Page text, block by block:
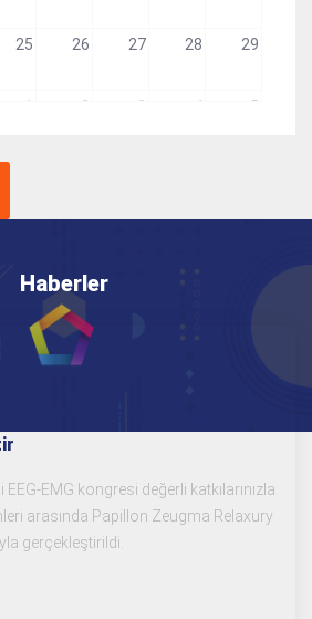
25 26 27 28 29
1 2 3 4 5
Haberler
EMG kongresi değerli katkılarınızla
arasında Papillon Zeugma Relaxury
gerçekleştirildi.